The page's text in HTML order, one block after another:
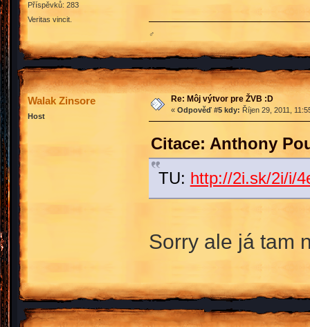
Příspěvků: 283
Veritas vincit.
♂
Walak Zinsore
Host
Re: Môj výtvor pre ŽVB :D
« Odpověď #5 kdy: Říjen 29, 2011,
Citace: Anthony
TU: http://2i.sk/2i/i/
Sorry ale já tam